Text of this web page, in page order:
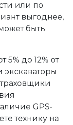
или по
выгоднее,
быть
5% до 12% от
экскаваторы
GPS-
технику на